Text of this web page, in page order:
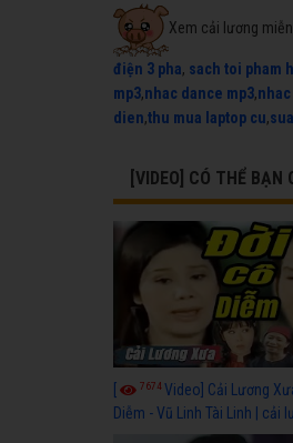
Xem cải lương
điện 3 pha, sach toi pham
mp3,nhac dance mp3,
dien,thu mua laptop cu,
[VIDEO] CÓ THỂ BẠN
7674Video] Cải Lương
Diễm - Vũ Linh Tài Linh | cải